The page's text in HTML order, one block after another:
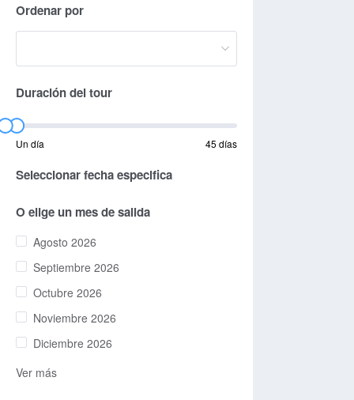
Ordenar por
Duración del tour
Un día 45 días
Seleccionar fecha especifica
O elige un mes de salida
Agosto 2026
Septiembre 2026
Octubre 2026
Noviembre 2026
Diciembre 2026
Ver más